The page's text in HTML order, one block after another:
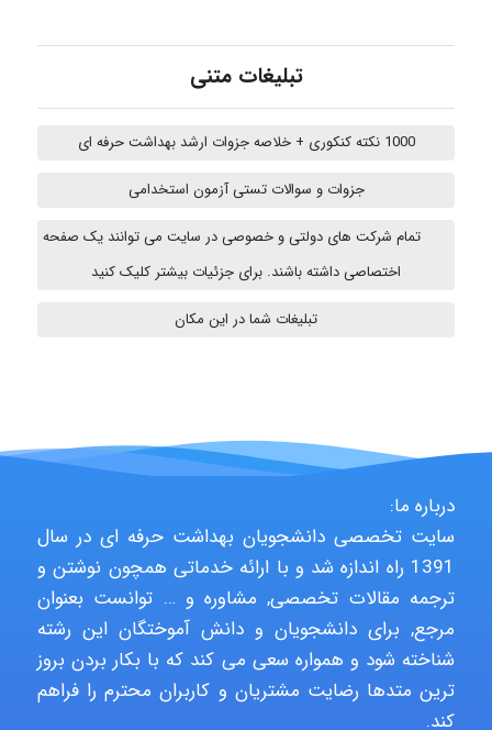
arman.m
Hasan haghparast
monakh
Rtk2099
تبلیغات متنی
1000 نکته کنکوری + خلاصه جزوات ارشد بهداشت حرفه ای
جزوات و سوالات تستی آزمون استخدامی
تمام شرکت های دولتی و خصوصی در سایت می توانند یک صفحه
اختصاصی داشته باشند. برای جزئیات بیشتر کلیک کنید
تبلیغات شما در این مکان
درباره ما:
سایت تخصصی دانشجویان بهداشت حرفه ای در سال
1391 راه اندازه شد و با ارائه خدماتی همچون نوشتن و
ترجمه مقالات تخصصی, مشاوره و … توانست بعنوان
مرجع, برای دانشجویان و دانش آموختگان این رشته
شناخته شود و همواره سعی می کند که با بکار بردن بروز
ترین متدها رضایت مشتریان و کاربران محترم را فراهم
کند.